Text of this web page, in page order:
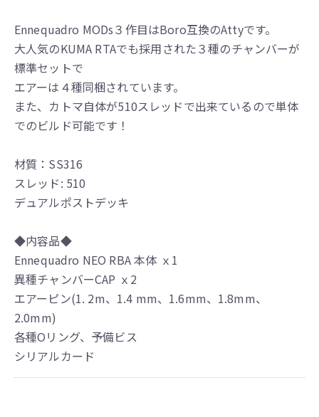
Ennequadro MODs３作目はBoro互換のAttyです。
大人気のKUMA RTAでも採用された３種のチャンバーが
標準セットで
エアーは４種同梱されています。
また、カトマ自体が510スレッドで出来ているので単体
でのビルド可能です！
材質：SS316
スレッド: 510
デュアルポストデッキ
◆内容品◆
Ennequadro NEO RBA 本体 ｘ1
異種チャンバーCAP ｘ2
エアーピン(1. 2m、1.4 mm、1.6mm、1.8mm、
2.0mm)
各種Oリング、予備ビス
シリアルカード